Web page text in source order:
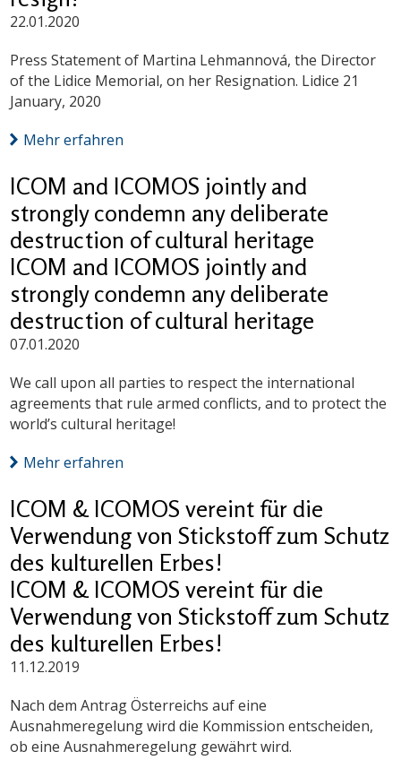
22.01.2020
Press Statement of Martina Lehmannová, the Director
of the Lidice Memorial, on her Resignation. Lidice 21
January, 2020
Mehr erfahren
ICOM and ICOMOS jointly and
strongly condemn any deliberate
destruction of cultural heritage
ICOM and ICOMOS jointly and
strongly condemn any deliberate
destruction of cultural heritage
07.01.2020
We call upon all parties to respect the international
agreements that rule armed conflicts, and to protect the
world’s cultural heritage!
Mehr erfahren
ICOM & ICOMOS vereint für die
Verwendung von Stickstoff zum Schutz
des kulturellen Erbes!
ICOM & ICOMOS vereint für die
Verwendung von Stickstoff zum Schutz
des kulturellen Erbes!
11.12.2019
Nach dem Antrag Österreichs auf eine
Ausnahmeregelung wird die Kommission entscheiden,
ob eine Ausnahmeregelung gewährt wird.